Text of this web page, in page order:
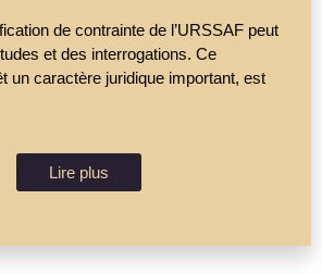
de contrainte de l’URSSAF peut
et des interrogations. Ce
un caractère juridique important, est
Lire plus